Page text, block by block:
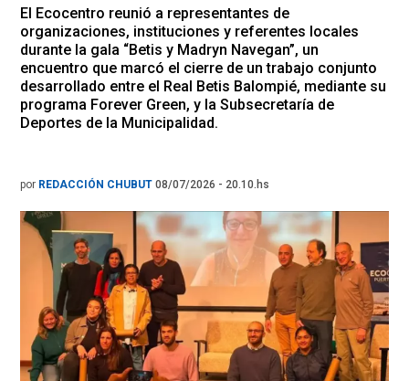
El Ecocentro reunió a representantes de
organizaciones, instituciones y referentes locales
durante la gala “Betis y Madryn Navegan”, un
encuentro que marcó el cierre de un trabajo conjunto
desarrollado entre el Real Betis Balompié, mediante su
programa Forever Green, y la Subsecretaría de
Deportes de la Municipalidad.
por REDACCIÓN CHUBUT 08/07/2026 - 20.10.hs